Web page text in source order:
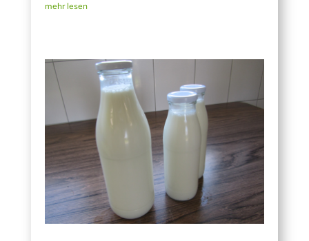
mehr lesen